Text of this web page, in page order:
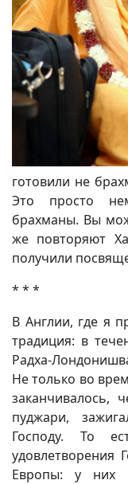
готовили не
Это просто
брахманы. Вы
же повторяют
получили
* * *
В Англии, где я
традиция: в
Радха-
Не только во
заканчивалось,
пуджари,
Господу. То
удовлетворения
Европы: у них